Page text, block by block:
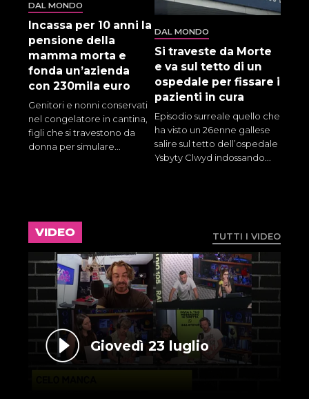
DAL MONDO
Incassa per 10 anni la
pensione della
mamma morta e
fonda un’azienda
con 230mila euro
Genitori e nonni conservati
nel congelatore in cantina,
figli che si travestono da
donna per simulare...
DAL MONDO
Si traveste da Morte
e va sul tetto di un
ospedale per fissare i
pazienti in cura
Episodio surreale quello che
ha visto un 26enne gallese
salire sul tetto dell’ospedale
Ysbyty Clwyd indossando...
VIDEO TUTTI I VIDEO
Giovedì 23 luglio